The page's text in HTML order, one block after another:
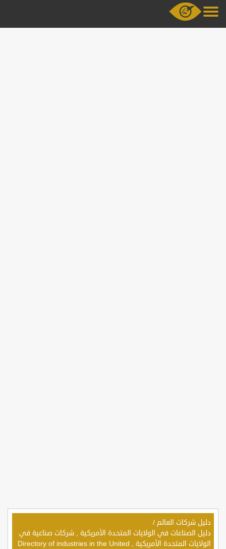
دليل شركات العالم /
دليل الصناعات في الولايات المتحدة الأمريكية , شركات صناعية في
الولايات المتحدة الأمريكية , Directory of industries in the United